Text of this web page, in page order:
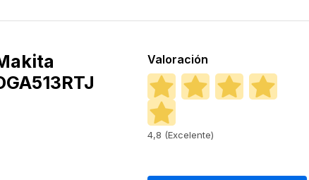
Valoración
4,8 (Excelente)